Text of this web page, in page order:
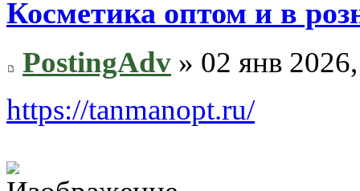
Косметика оптом и в
PostingAdv » 02 янв
https://tanmanopt.ru/